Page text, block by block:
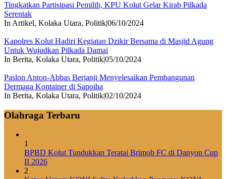
Tingkatkan Partisipasi Pemilih, KPU Kolut Gelar Kirab Pilkada
Serentak
In Artikel, Kolaka Utara, Politik|06/10/2024
Kapolres Kolut Hadiri Kegiatan Dzikir Bersama di Masjid Agung
Untuk Wujudkan Pilkada Damai
In Berita, Kolaka Utara, Politik|05/10/2024
Paslon Anton-Abbas Berjanji Menyelesaikan Pembangunan
Dermaga Kontainer di Sapoiha
In Berita, Kolaka Utara, Politik|02/10/2024
Olahraga Terbaru
1
BPBD Kolut Tundukkan Teratai Brimob FC di Danyon Cup
II 2026
2